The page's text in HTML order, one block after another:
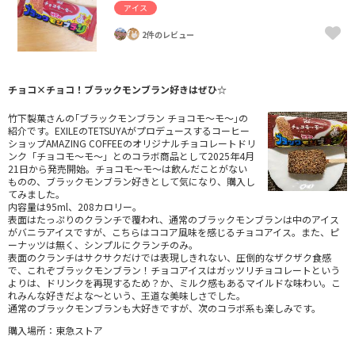
アイス
2件のレビュー
チョコ×チョコ！ブラックモンブラン好きはぜひ☆
竹下製菓さんの｢ブラックモンブラン チョコモ～モ～｣の
紹介です。EXILEのTETSUYAがプロデュースするコーヒー
ショップAMAZING COFFEEのオリジナルチョコレートドリ
ンク「チョコモ～モ～」とのコラボ商品として2025年4月
21日から発売開始。チョコモ～モ～は飲んだことがない
ものの、ブラックモンブラン好きとして気になり、購入し
てみました。
内容量は95ml、208カロリー。
表面はたっぷりのクランチで覆われ、通常のブラックモンブランは中のアイス
がバニラアイスですが、こちらはココア風味を感じるチョコアイス。また、ピ
ーナッツは無く、シンプルにクランチのみ。
表面のクランチはサクサクだけでは表現しきれない、圧倒的なザクザク食感
で、これぞブラックモンブラン！チョコアイスはガッツリチョコレートという
よりは、ドリンクを再現するため？か、ミルク感もあるマイルドな味わい。こ
れみんな好きだよな～という、王道な美味しさでした。
通常のブラックモンブランも大好きですが、次のコラボ系も楽しみです。
購入場所：東急ストア